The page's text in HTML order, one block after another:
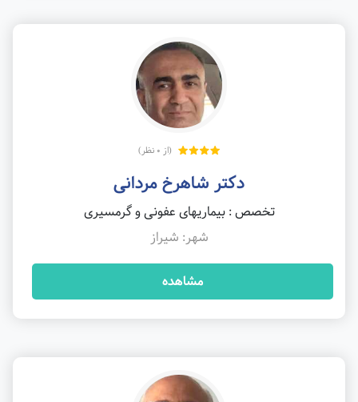
(از 0 نظر)
دکتر شاهرخ مردانی
تخصص : بیماریهای عفونی و گرمسیری
شهر: شیراز
مشاهده